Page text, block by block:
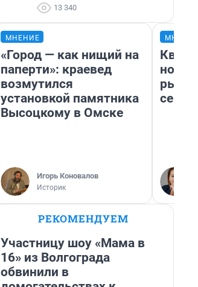
13 340
МНЕНИЕ
«Город — как нищий на
паперти»: краевед
возмутился
установкой памятника
Высоцкому в Омске
Игорь Коновалов
Историк
но
РЕКОМЕНДУЕМ
Участницу шоу «Мама в
16» из Волгограда
обвинили в